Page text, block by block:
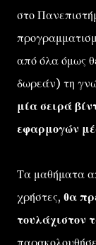
στο
από όλα όμως
δωρεάν) τη
μία σειρά
εφαρμογών
Τα μαθήματα
χρήστες, θα
τουλάχιστον